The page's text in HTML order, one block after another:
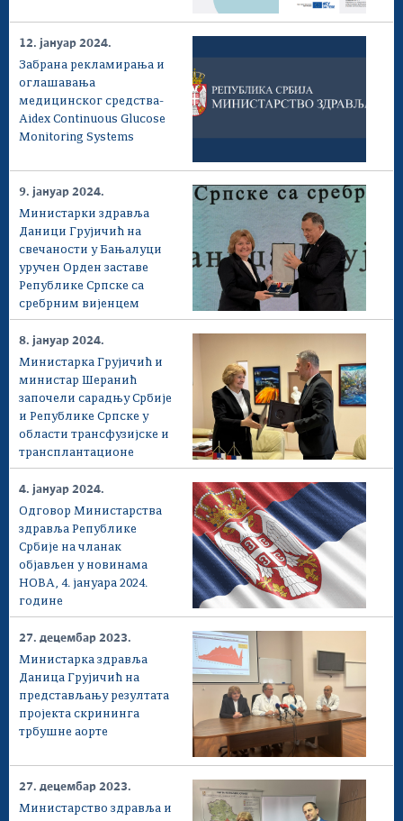
12. јануар 2024.
Забрана рекламирања и
оглашавања
медицинског средства-
Aidex Continuous Glucose
Monitoring Systems
9. јануар 2024.
Министарки здравља
Даници Грујичић на
свечаности у Бањалуци
уручен Орден заставе
Републике Српске са
сребрним вијенцем
8. јануар 2024.
Министарка Грујичић и
министар Шеранић
започели сарадњу Србије
и Републике Српске у
области трансфузијске и
трансплантационе
медицине
4. јануар 2024.
Oдговор Министарства
здравља Републике
Србије на чланак
објављен у новинама
НОВА, 4. јануара 2024.
године
27. децембар 2023.
Министарка здравља
Даница Грујичић на
представљању резултата
пројекта скрининга
трбушне аорте
27. децембар 2023.
Министарство здравља и